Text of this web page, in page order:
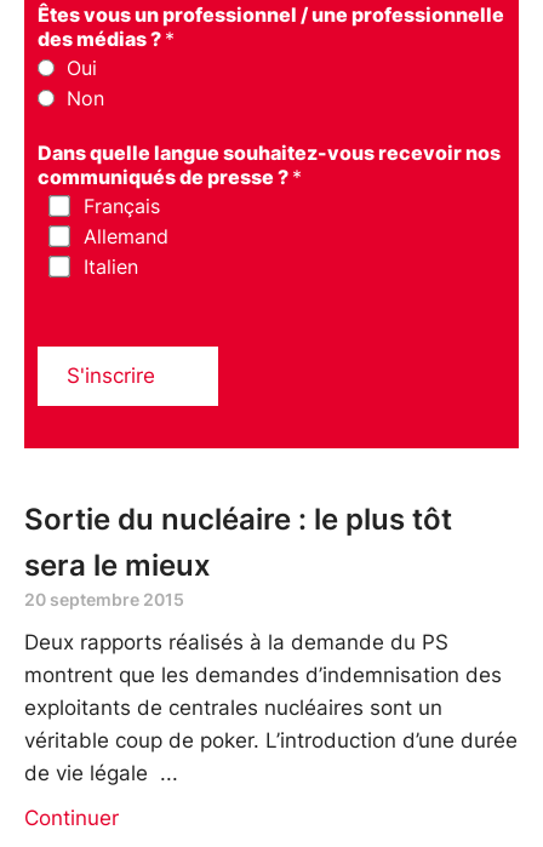
Êtes vous un professionnel / une professionnelle
des médias ? *
Oui
Non
Dans quelle langue souhaitez-vous recevoir nos
communiqués de presse ? *
Français
Allemand
Italien
S'inscrire
Sortie du nucléaire : le plus tôt
sera le mieux
20 septembre 2015
Deux rapports réalisés à la demande du PS
montrent que les demandes d’indemnisation des
exploitants de centrales nucléaires sont un
véritable coup de poker. L’introduction d’une durée
de vie légale
Continuer